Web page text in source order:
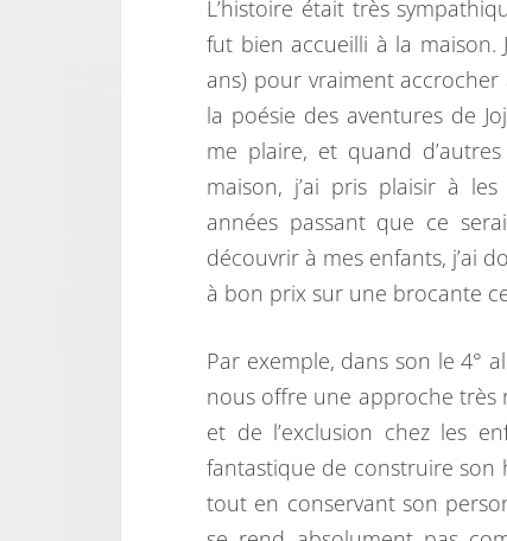
L’histoire était très
fut bien accueilli à la maison.
ans) pour vraiment
la poésie des aventures de
me plaire, et quand
maison, j’ai pris plaisir à
années passant que ce
découvrir à mes enfants, j’ai
à bon prix sur une brocante
Par exemple, dans son le 4°
nous offre une approche très
et de l’exclusion chez les
fantastique de construire son
tout en conservant son